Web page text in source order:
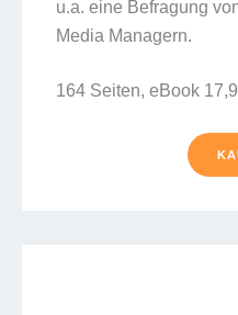
u.a. eine Befragung
Media Managern.
164 Seiten, eBook